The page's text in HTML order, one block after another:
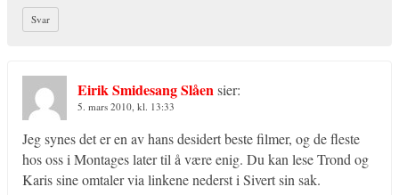
Svar
Eirik Smidesang Slåensier:
5. mars 2010, kl. 13:33
Jeg synes det er en av hans desidert beste filmer, og de fleste
hos oss i Montages later til å være enig. Du kan lese Trond og
Karis sine omtaler via linkene nederst i Sivert sin sak.